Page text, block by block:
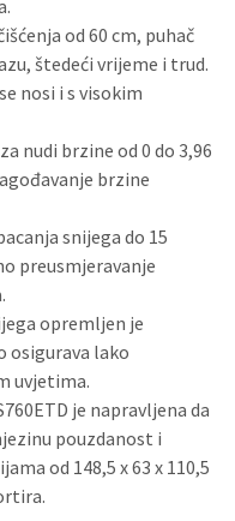
od 60 cm, puhač
štedeći vrijeme i trud.
nosi i s visokim
nudi brzine od 0 do 3,96
brzine
snijega do 15
preusmjeravanje
opremljen je
lako
uvjetima.
je napravljena da
pouzdanost i
od 148,5 x 63 x 110,5